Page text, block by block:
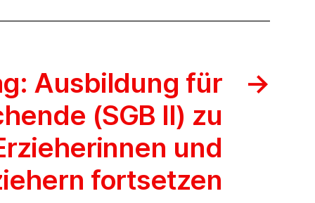
→
Ausbildung für
(SGB II) zu
und
fortsetzen